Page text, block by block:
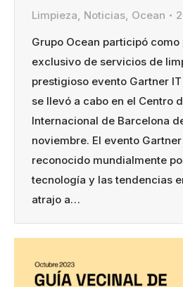
Limpieza, Noticias, Ocean
Grupo Ocean participó
exclusivo de servicios de
prestigioso evento Gartner
se llevó a cabo en el Centro
Internacional de Barcelona
noviembre. El evento
reconocido mundialmente
tecnología y las tendencias
atrajo a…